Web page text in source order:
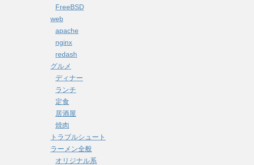
FreeBSD
web
apache
nginx
redash
グルメ
ディナー
ランチ
定食
居酒屋
焼肉
トラブルシュート
ラーメン全般
オリジナル系